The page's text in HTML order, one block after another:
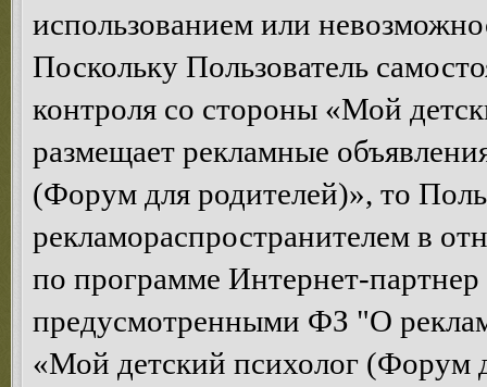
использованием или
Поскольку Пользователь
контроля со стороны «Мой
размещает рекламные
(Форум для родителей)», то
рекламораспространителем в
по программе Интернет-
предусмотренными ФЗ "О
«Мой детский психолог (Форум